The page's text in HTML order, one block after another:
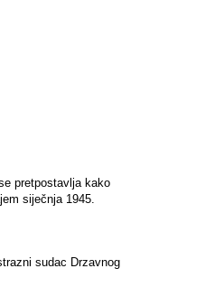
pretpostavlja kako
siječnja 1945.
sudac Drzavnog